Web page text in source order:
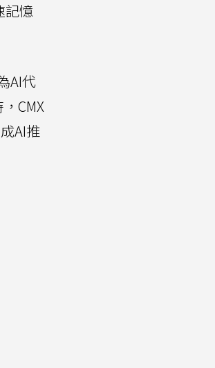
記憶
AI代
CMX
AI推